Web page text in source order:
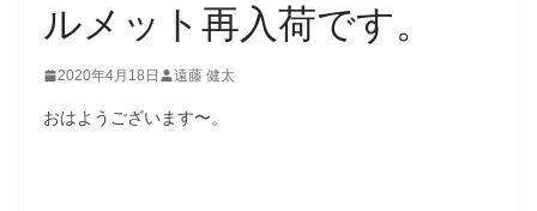
ルメット再入荷です。
2020年4月18日 遠藤 健太
おはようございます〜。